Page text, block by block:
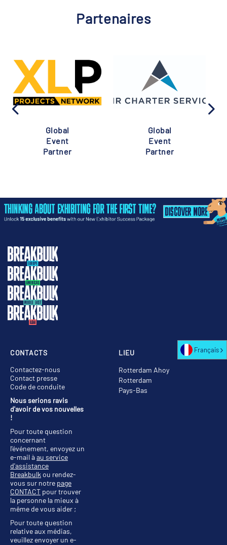
Partenaires
Global
Event
Partner
Global
Event
Partner
LIEU
Rotterdam Ahoy
Rotterdam
Pays-Bas
CONTACTS
Contactez-nous
Contact presse
Code de conduite
Nous serions ravis
d'avoir de vos nouvelles
!
Pour toute question
concernant
l'événement, envoyez un
e-mail àau service
d'assistance
Breakbulk ou rendez-
vous sur notre page
CONTACT pour trouver
la personne la mieux à
même de vous aider ;
Pour toute question
relative aux médias,
veuillez envoyer un e-
Français